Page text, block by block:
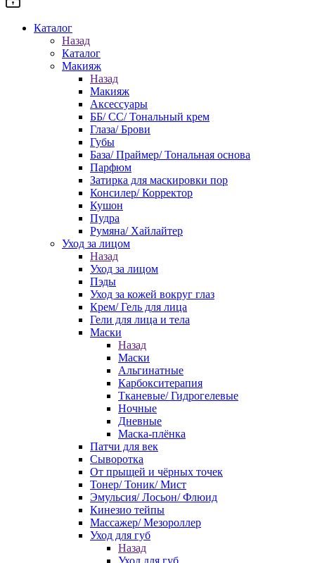
Каталог
Назад
Каталог
Макияж
Назад
Макияж
Аксессуары
ББ/ СС/ Тональный крем
Глаза/ Брови
Губы
База/ Праймер/ Тональная основа
Парфюм
Затирка для маскировки пор
Консилер/ Корректор
Кушон
Пудра
Румяна/ Хайлайтер
Уход за лицом
Назад
Уход за лицом
Пэды
Уход за кожей вокруг глаз
Крем/ Гель для лица
Гели для лица и тела
Маски
Назад
Маски
Альгинатные
Карбокситерапия
Тканевые/ Гидрогелевые
Ночные
Дневные
Маска-плёнка
Патчи для век
Сыворотка
От прыщей и чёрных точек
Тонер/ Тоник/ Мист
Эмульсия/ Лосьон/ Флюид
Кинезио тейпы
Массажер/ Мезороллер
Уход для губ
Назад
Уход для губ